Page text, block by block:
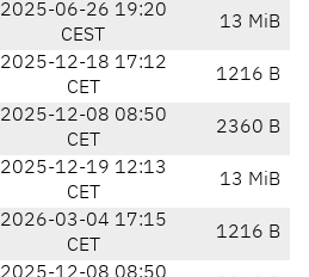
2025-06-26 19:20
CEST
13 MiB
2025-12-18 17:12
CET
1216 B
2025-12-08 08:50
CET
2360 B
2025-12-19 12:13
CET
13 MiB
2026-03-04 17:15
CET
1216 B